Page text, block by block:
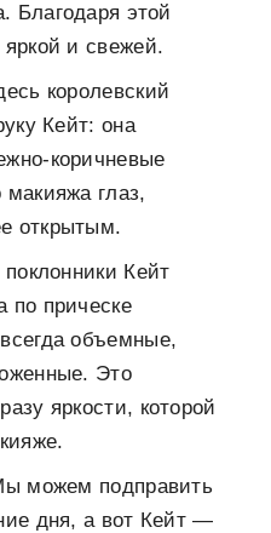
Благодаря этой
яркой и свежей.
королевский
Кейт: она
коричневые
макияжа глаз,
открытым.
поклонники Кейт
по прическе
объемные,
Это
яркости, которой
можем подправить
дня, а вот Кейт —